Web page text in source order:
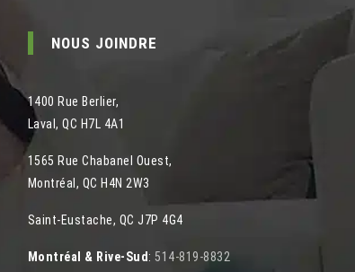
NOUS JOINDRE
1400 Rue Berlier,
Laval , QC H7L 4A1
1565 Rue Chabanel Ouest,
Montréal , QC H4N 2W3
Saint-Eustache, QC J7P 4G4
Montréal & Rive-Sud : 514-819-8832